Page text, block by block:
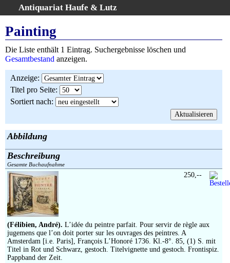
Antiquariat Haufe & Lutz
Home
Gesamtbestand
Kategorien
Schlagwörter
Suchergebnisse
AGB
Widerruf
Über uns
Aktuelle Kataloge
Kontakt
Ankauf
Links
Impressum
Painting
Die Liste enthält 1 Eintrag. Suchergebnisse löschen und
Gesamtbestand anzeigen.
Anzeige:
Titel pro Seite:
Sortiert nach:
Abbildung
Beschreibung
Gesamte Buchaufnahme
(Félibien, André). L’idée du peintre parfait. Pour servir de règle aux
jugemens que l’on doit porter sur les ouvrages des peintres. A
Amsterdam [i.e. Paris], François L’Honoré 1736. Kl.-8°. 85, (1) S. mit
Titel in Rot und Schwarz, gestoch. Titelvignette und gestoch. Frontispiz.
Pappband der Zeit.
250,--